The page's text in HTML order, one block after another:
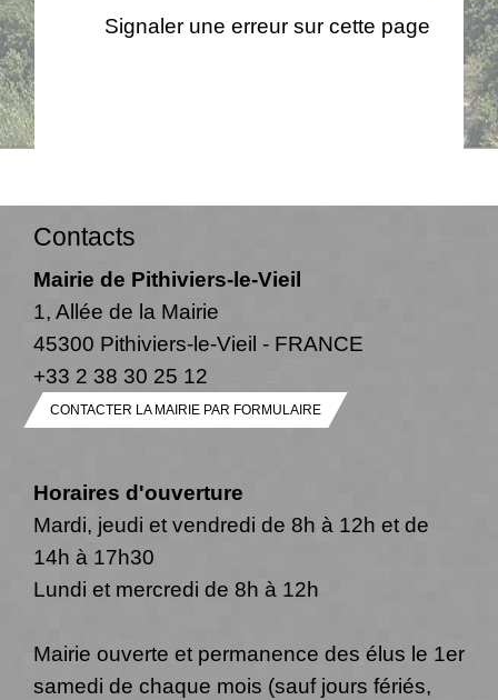
Signaler une erreur sur cette page
Contacts
Mairie de Pithiviers-le-Vieil
1, Allée de la Mairie
45300 Pithiviers-le-Vieil - FRANCE
+33 2 38 30 25 12
CONTACTER LA MAIRIE PAR FORMULAIRE
Horaires d'ouverture
Mardi, jeudi et vendredi de 8h à 12h et de
14h à 17h30
Lundi et mercredi de 8h à 12h
Mairie ouverte et permanence des élus le 1er
samedi de chaque mois (sauf jours fériés,